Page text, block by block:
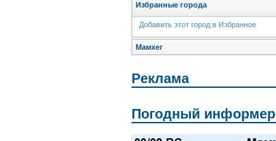
Избранные города
Добавить этот город в Избранное
Мамхег
Реклама
Погодный информер